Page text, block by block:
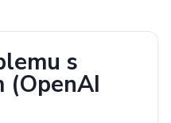
s
(OpenAI